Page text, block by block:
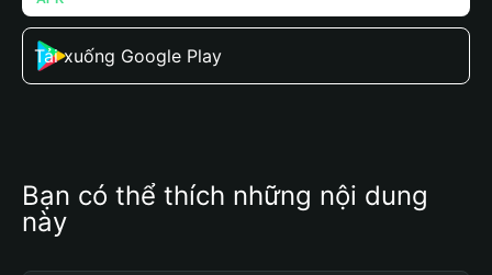
Tải xuống Google Play
Bạn có thể thích những nội dung
này